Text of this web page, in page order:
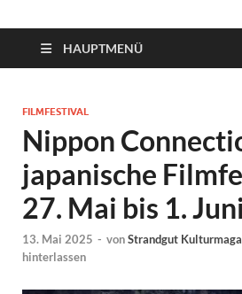
HAUPTMENÜ
FILMFESTIVAL
Nippon
japanische
27. Mai bis 1.
13. Mai 2025 - vonStrandgut
hinterlassen